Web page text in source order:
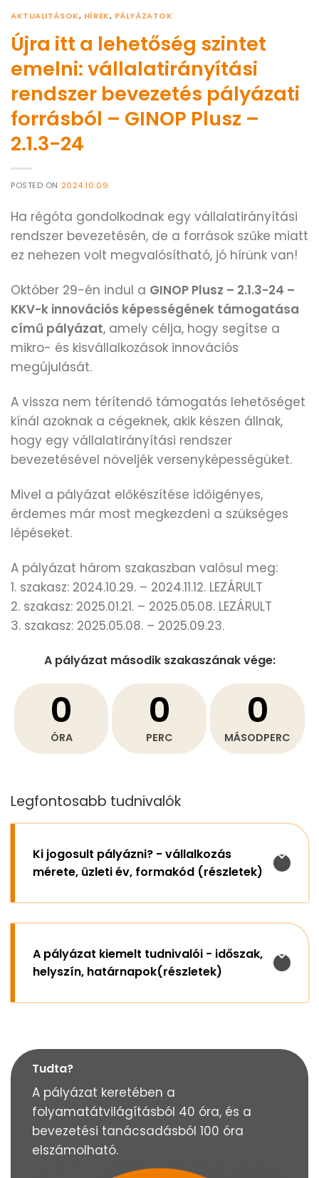
AKTUALITÁSOK, HÍREK, PÁLYÁZATOK
Újra itt a lehetőség szintet
emelni: vállalatirányítási
rendszer bevezetés pályázati
forrásból – GINOP Plusz –
2.1.3-24
POSTED ON 2024.10.09.
Ha régóta gondolkodnak egy vállalatirányítási
rendszer bevezetésén, de a források szűke miatt
ez nehezen volt megvalósítható, jó hírünk van!
Október 29-én indul a GINOP Plusz – 2.1.3-24 –
KKV-k innovációs képességének támogatása
című pályázat, amely célja, hogy segítse a
mikro- és kisvállalkozások innovációs
megújulását.
A vissza nem térítendő támogatás lehetőséget
kínál azoknak a cégeknek, akik készen állnak,
hogy egy vállalatirányítási rendszer
bevezetésével növeljék versenyképességüket.
Mivel a pályázat előkészítése időigényes,
érdemes már most megkezdeni a szükséges
lépéseket.
A pályázat három szakaszban valósul meg:
1. szakasz: 2024.10.29. – 2024.11.12. LEZÁRULT
2. szakasz: 2025.01.21. – 2025.05.08. LEZÁRULT
3. szakasz: 2025.05.08. – 2025.09.23.
A pályázat második szakaszának vége:
0
ÓRA
0
PERC
0
MÁSODPERC
Legfontosabb tudnivalók
Ki jogosult pályázni? - vállalkozás
mérete, üzleti év, formakód (részletek)
A pályázat kiemelt tudnivalói - időszak,
helyszín, határnapok(részletek)
Tudta?
A pályázat keretében a
folyamatátvilágításból 40 óra, és a
bevezetési tanácsadásból 100 óra
elszámolható.